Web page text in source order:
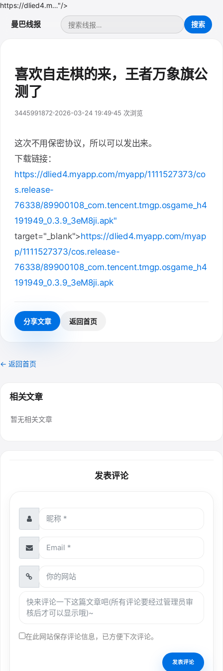
https://dlied4.m…"/>
曼巴线报
喜欢自走棋的来，王者万象旗公
测了
3445991872 2026-03-24 19:49 45 次浏览
这次不用保密协议，所以可以发出来。
下载链接：
https://dlied4.myapp.com/myapp/1111527373/co
s.release-
76338/89900108_com.tencent.tmgp.osgame_h4
191949_0.3.9_3eM8ji.apk"
target="_blank">https://dlied4.myapp.com/myap
p/1111527373/cos.release-
76338/89900108_com.tencent.tmgp.osgame_h4
191949_0.3.9_3eM8ji.apk
分享文章 返回首页
← 返回首页
相关文章
暂无相关文章
发表评论
在此网站保存评论信息，已方便下次评论。